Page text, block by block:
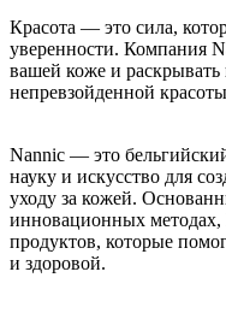
Красота — это сила,
уверенности. Компания
вашей коже и
непревзойденной
Nannic — это
науку и искусство для
уходу за кожей.
инновационных методах,
продуктов, которые
и здоровой.